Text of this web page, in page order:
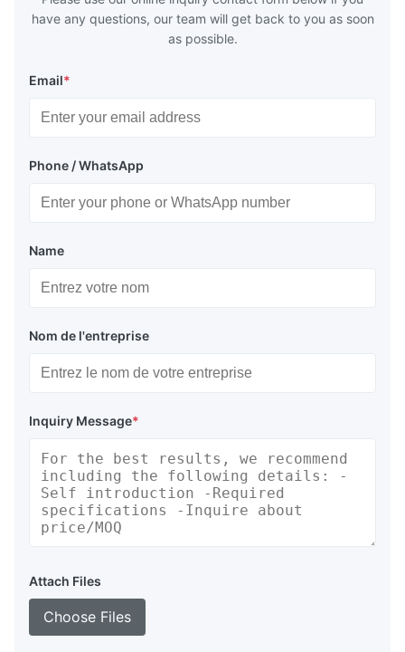
have any questions, our team will get back to you as soon
as possible.
Email*
Phone / WhatsApp
Name
Nom de l'entreprise
Inquiry Message*
Attach Files
Choose Files